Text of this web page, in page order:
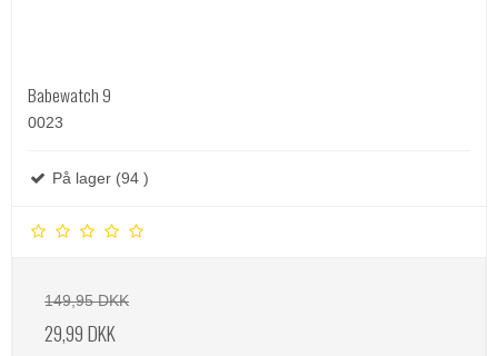
Babewatch 9
0023
På lager (94 )
149,95 DKK
29,99 DKK